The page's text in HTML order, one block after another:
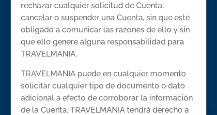
rechazar cualquier solicitud de Cuenta,
cancelar o suspender una Cuenta, sin que esté
obligado a comunicar las razones de ello y sin
que ello genere alguna responsabilidad para
TRAVELMANIA.
TRAVELMANIA puede en cualquier momento
solicitar cualquier tipo de documento o dato
adicional a efecto de corroborar la información
de la Cuenta. TRAVELMANIA tendrá derecho a